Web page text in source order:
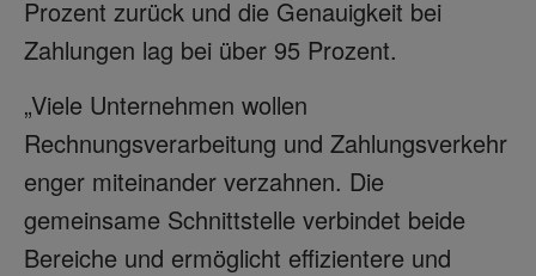
Prozent zurück und die Genauigkeit bei
Zahlungen lag bei über 95 Prozent.
„Viele Unternehmen wollen
Rechnungsverarbeitung und Zahlungsverkehr
enger miteinander verzahnen. Die
gemeinsame Schnittstelle verbindet beide
Bereiche und ermöglicht effizientere und